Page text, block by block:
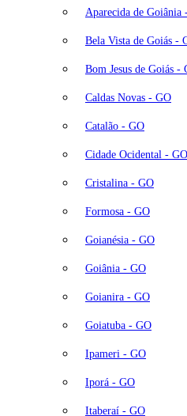
Aparecida de Goiânia
Bela Vista de Goiás -
Bom Jesus de Goiás -
Caldas Novas - GO
Catalão - GO
Cidade Ocidental - GO
Cristalina - GO
Formosa - GO
Goianésia - GO
Goiânia - GO
Goianira - GO
Goiatuba - GO
Ipameri - GO
Iporá - GO
Itaberaí - GO